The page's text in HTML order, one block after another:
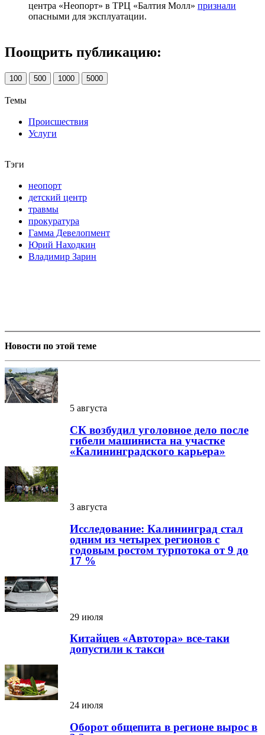
центра «Неопорт» в ТРЦ «Балтия Молл» признали
опасными для эксплуатации.
Поощрить публикацию:
100 500 1000 5000
Темы
Происшествия
Услуги
Тэги
неопорт
детский центр
травмы
прокуратура
Гамма Девелопмент
Юрий Находкин
Владимир Зарин
Новости по этой теме
5 августа
СК возбудил уголовное дело после
гибели машиниста на участке
«Калининградского карьера»
3 августа
Исследование: Калининград стал
одним из четырех регионов с
годовым ростом турпотока от 9 до
17 %
29 июля
Китайцев «Автотора» все-таки
допустили к такси
24 июля
Оборот общепита в регионе вырос в